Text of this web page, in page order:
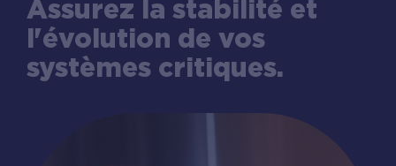
Assurez la stabilité et
l'évolution de vos
systèmes critiques.